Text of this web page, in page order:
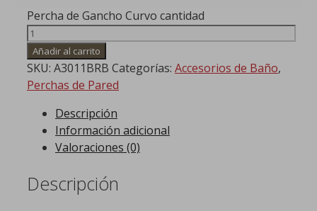
Percha de Gancho Curvo cantidad
Añadir al carrito
SKU: A3011BRB Categorías: Accesorios de Baño,
Perchas de Pared
Descripción
Información adicional
Valoraciones (0)
Descripción